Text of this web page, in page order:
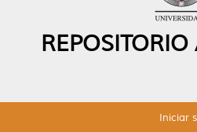
Iniciar